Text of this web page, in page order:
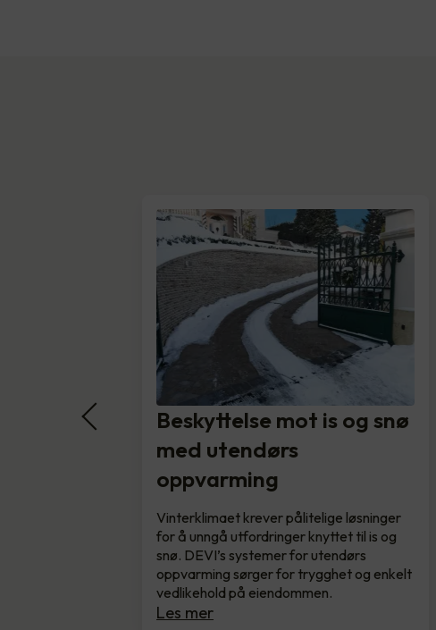
Beskyttelse mot is og snø
med utendørs
oppvarming
Vinterklimaet krever pålitelige løsninger
for å unngå utfordringer knyttet til is og
snø. DEVI’s systemer for utendørs
oppvarming sørger for trygghet og enkelt
vedlikehold på eiendommen.
Les mer